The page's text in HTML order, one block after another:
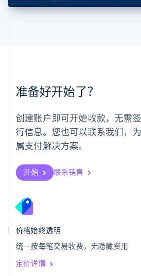
准备好开始了？
创建账户即可开始收款，无需
行信息。您也可以联系我们，
属支付解决方案。
开始 联系销售
价格始终透明
统一按每笔交易收费，无隐藏费用
定价详情
美国
日本
日本語English
SvenskaEnglish
瑞士
DeutschFrançais ItalianoEnglish
塞浦路斯
斯洛伐克
English
English
泰国
ไทย
希腊
English
西班牙
Español
新加坡